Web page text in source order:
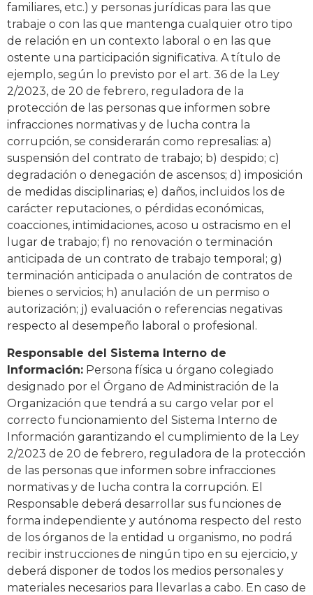
familiares, etc.) y personas jurídicas para las que
trabaje o con las que mantenga cualquier otro tipo
de relación en un contexto laboral o en las que
ostente una participación significativa. A título de
ejemplo, según lo previsto por el art. 36 de la Ley
2/2023, de 20 de febrero, reguladora de la
protección de las personas que informen sobre
infracciones normativas y de lucha contra la
corrupción, se considerarán como represalias: a)
suspensión del contrato de trabajo; b) despido; c)
degradación o denegación de ascensos; d) imposición
de medidas disciplinarias; e) daños, incluidos los de
carácter reputaciones, o pérdidas económicas,
coacciones, intimidaciones, acoso u ostracismo en el
lugar de trabajo; f) no renovación o terminación
anticipada de un contrato de trabajo temporal; g)
terminación anticipada o anulación de contratos de
bienes o servicios; h) anulación de un permiso o
autorización; j) evaluación o referencias negativas
respecto al desempeño laboral o profesional.
Responsable del Sistema Interno de
Información: Persona física u órgano colegiado
designado por el Órgano de Administración de la
Organización que tendrá a su cargo velar por el
correcto funcionamiento del Sistema Interno de
Información garantizando el cumplimiento de la Ley
2/2023 de 20 de febrero, reguladora de la protección
de las personas que informen sobre infracciones
normativas y de lucha contra la corrupción. El
Responsable deberá desarrollar sus funciones de
forma independiente y autónoma respecto del resto
de los órganos de la entidad u organismo, no podrá
recibir instrucciones de ningún tipo en su ejercicio, y
deberá disponer de todos los medios personales y
materiales necesarios para llevarlas a cabo. En caso de